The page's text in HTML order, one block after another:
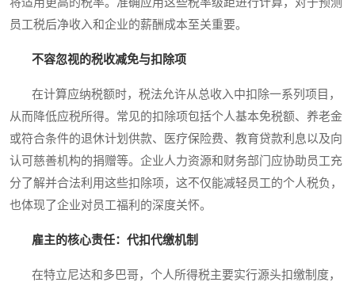
员工税后净收入和企业的薪酬成本至关重要。
不容忽视的税收减免与扣除项
在计算应纳税额时，税法允许从总收入中扣除一系列项目，
从而降低应税所得。常见的扣除项包括个人基本免税额、养老金
或符合条件的退休计划供款、医疗保险费、教育贷款利息以及向
认可慈善机构的捐赠等。企业人力资源和财务部门应协助员工充
分了解并合法利用这些扣除项，这不仅能减轻员工的个人税负，
也体现了企业对员工福利的深度关怀。
雇主的核心责任：代扣代缴机制
在特立尼达和多巴哥，个人所得税主要实行源头扣缴制度，